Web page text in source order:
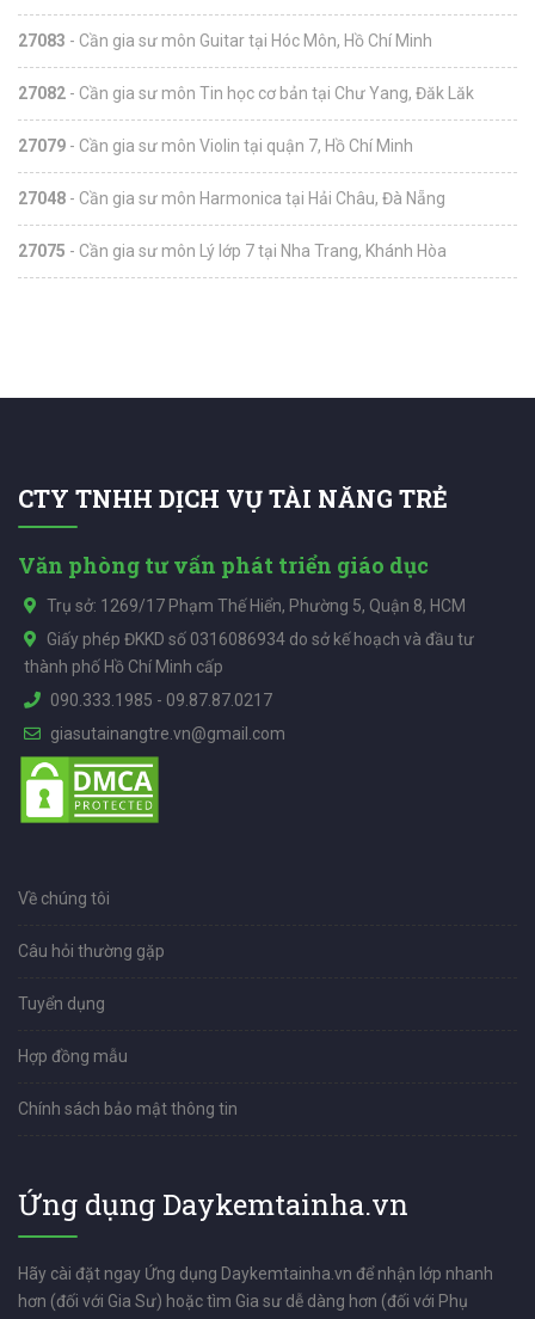
27083 - Cần gia sư môn Guitar tại Hóc Môn, Hồ Chí Minh
27082 - Cần gia sư môn Tin học cơ bản tại Chư Yang, Đăk Lăk
27079 - Cần gia sư môn Violin tại quận 7, Hồ Chí Minh
27048 - Cần gia sư môn Harmonica tại Hải Châu, Đà Nẵng
27075 - Cần gia sư môn Lý lớp 7 tại Nha Trang, Khánh Hòa
CTY TNHH DỊCH VỤ TÀI NĂNG TRẺ
Văn phòng tư vấn phát triển giáo dục
Trụ sở: 1269/17 Phạm Thế Hiển, Phường 5, Quận 8, HCM
Giấy phép ĐKKD số 0316086934 do sở kế hoạch và đầu tư
thành phố Hồ Chí Minh cấp
090.333.1985 - 09.87.87.0217
giasutainangtre.vn@gmail.com
Về chúng tôi
Câu hỏi thường gặp
Tuyển dụng
Hợp đồng mẫu
Chính sách bảo mật thông tin
Ứng dụng Daykemtainha.vn
Hãy cài đặt ngay Ứng dụng Daykemtainha.vn để nhận lớp nhanh
hơn (đối với Gia Sư) hoặc tìm Gia sư dễ dàng hơn (đối với Phụ